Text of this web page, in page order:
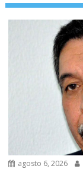
agosto 6, 2026